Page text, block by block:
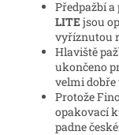
Předpažbí
LITEjsou
vyříznutou
Hlaviště
ukončeno
velmi dobře
Protože
opakovací
padne